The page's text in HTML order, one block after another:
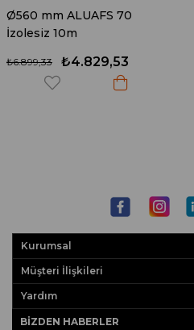
Ø560 mm ALUAFS 70
İzolesiz 10m
₺4.829,53
₺6.899,33
Kurumsal
Müşteri İlişkileri
Yardım
BIZDEN HABERLER